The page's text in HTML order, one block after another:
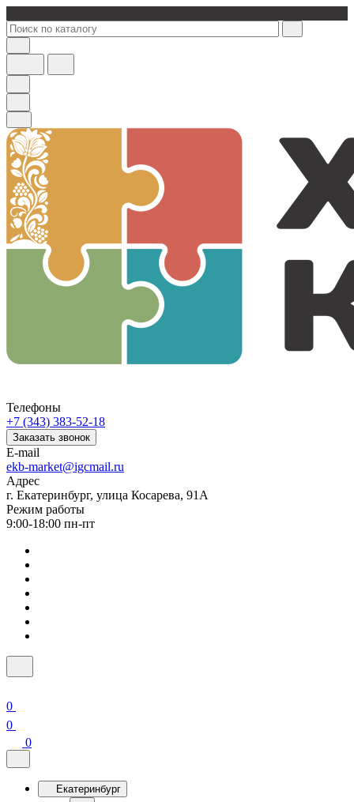
Телефоны
+7 (343) 383-52-18
Заказать звонок
E-mail
ekb-market@igcmail.ru
Адрес
г. Екатеринбург, улица Косарева, 91А
Режим работы
9:00-18:00 пн-пт
0
0
0
Екатеринбург